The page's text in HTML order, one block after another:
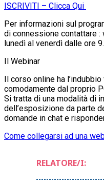
ISCRIVITI – Clicca Qui
Per informazioni sul
di connessione contattare
lunedì al venerdì dalle ore
Il Webinar
Il corso online ha
comodamente dal proprio
Si tratta di una modalità di
dell’esposizione da parte
domande in chat e
Come collegarsi ad una
RELATORE/I: